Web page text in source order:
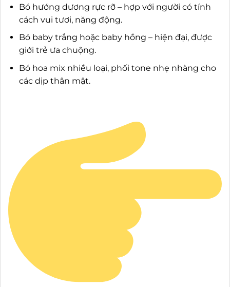
Bó hướng dương rực rỡ – hợp với người có tính
cách vui tươi, năng động.
Bó baby trắng hoặc baby hồng – hiện đại, được
giới trẻ ưa chuộng.
Bó hoa mix nhiều loại, phối tone nhẹ nhàng cho
các dịp thân mật.